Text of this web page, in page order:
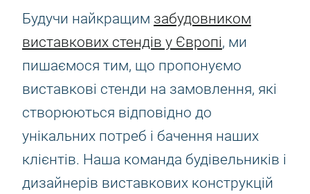
Будучи найкращим забудовником
виставкових стендів у Європі, ми
пишаємося тим, що пропонуємо
виставкові стенди на замовлення, які
створюються відповідно до
унікальних потреб і бачення наших
клієнтів. Наша команда будівельників і
дизайнерів виставкових конструкцій